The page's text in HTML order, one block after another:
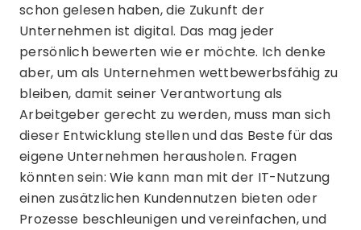
schon gelesen haben, die Zukunft der
Unternehmen ist digital. Das mag jeder
persönlich bewerten wie er möchte. Ich denke
aber, um als Unternehmen wettbewerbsfähig zu
bleiben, damit seiner Verantwortung als
Arbeitgeber gerecht zu werden, muss man sich
dieser Entwicklung stellen und das Beste für das
eigene Unternehmen herausholen. Fragen
könnten sein: Wie kann man mit der IT-Nutzung
einen zusätzlichen Kundennutzen bieten oder
Prozesse beschleunigen und vereinfachen, und